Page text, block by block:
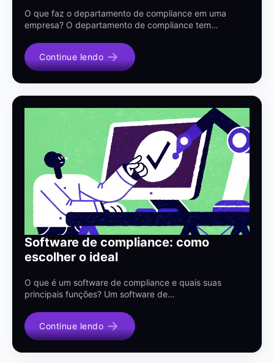
O que faz o departamento de compliance em uma
empresa? O departamento de compliance tem…
Continue lendo
Software de compliance: como
escolher o ideal
O que é um software de compliance e quais suas
principais funções? Um software de…
Continue lendo